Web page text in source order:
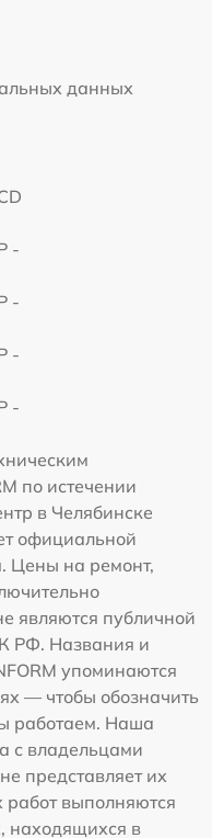
данных
-
-
-
-
по истечении
в Челябинске
официальной
Цены на ремонт,
являются публичной
РФ. Названия и
упоминаются
— чтобы обозначить
работаем. Наша
с владельцами
представляет их
выполняются
находящихся в